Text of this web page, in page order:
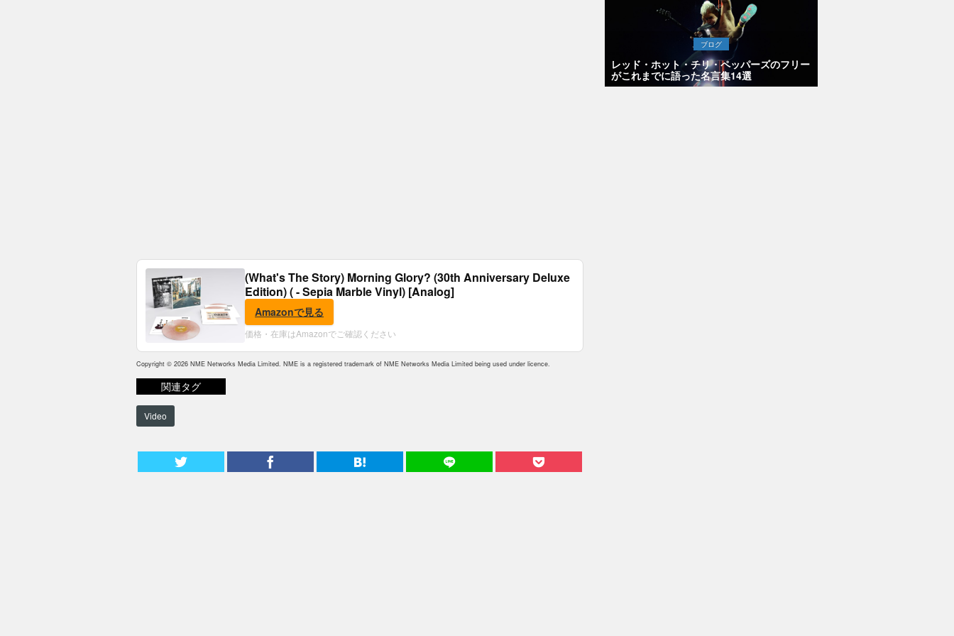
(What's The Story) Morning Glory? (30th Anniversary Deluxe
Edition) ( - Sepia Marble Vinyl) [Analog]
Amazonで見る
価格・在庫はAmazonでご確認ください
Copyright © 2026 NME Networks Media Limited. NME is a registered trademark of NME Networks Media Limited being used under licence.
関連タグ
Video
ブログ
レッド・ホット・チリ・ペッパーズのフリー
がこれまでに語った名言集14選